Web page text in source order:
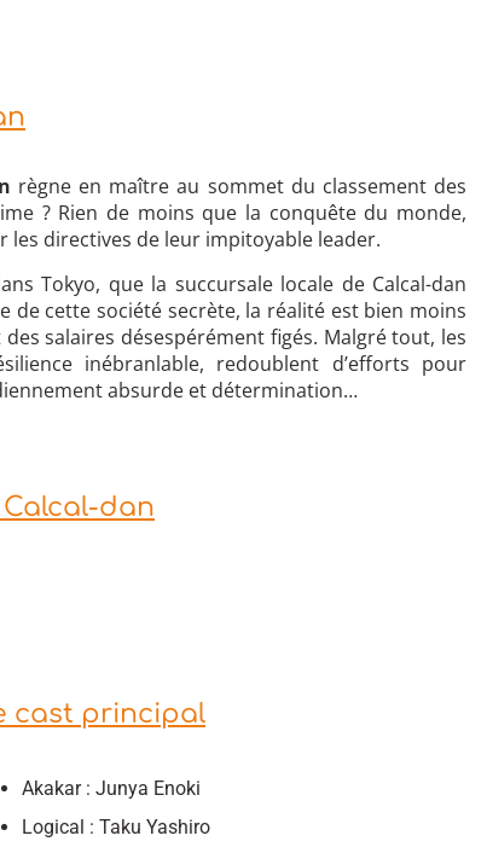
règne en maître au sommet du classement des
? Rien de moins que la conquête du monde,
directives de leur impitoyable leader.
Tokyo, que la succursale locale de Calcal-dan
de cette société secrète, la réalité est bien moins
salaires désespérément figés. Malgré tout, les
inébranlable, redoublent d’efforts pour
absurde et détermination…
dan
cast principal
Akakar : Junya Enoki
Logical : Taku Yashiro